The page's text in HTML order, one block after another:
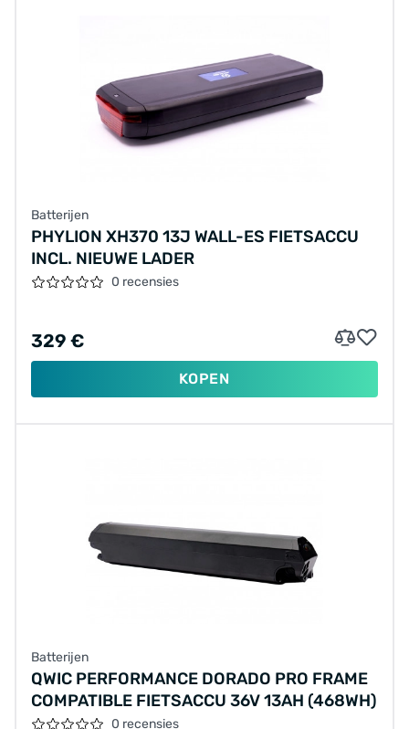
Batterijen
PHYLION XH370 13J WALL-ES FIETSACCU
INCL. NIEUWE LADER
0 recensies
329 €
KOPEN
Batterijen
QWIC PERFORMANCE DORADO PRO FRAME
COMPATIBLE FIETSACCU 36V 13AH (468WH)
0 recensies